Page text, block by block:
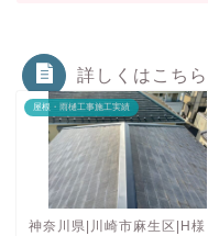
詳しくはこち
屋根・雨樋工事施工実績
神奈川県|川崎市麻生区|H様